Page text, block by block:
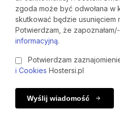
zgoda może być odwołana w
skutkować będzie usunięciem
Potwierdzam, że
informacyjną.
Potwierdzam
i Cookies Hostersi.pl
Wyślij wiadomość